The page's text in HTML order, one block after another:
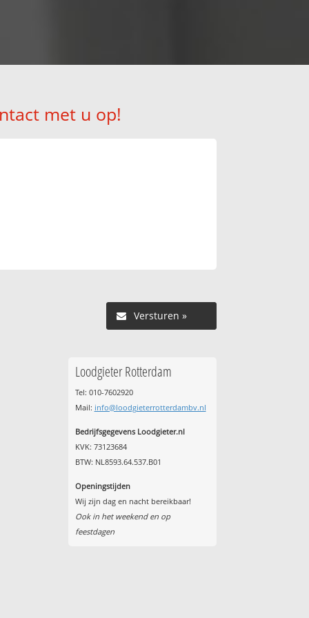
met u op!
Versturen »
Loodgieter Rotterdam
Tel: 010-7602920
Mail: info@loodgieterrotterdambv.nl
Bedrijfsgegevens Loodgieter.nl
KVK: 73123684
BTW: NL8593.64.537.B01
Openingstijden
Wij zijn dag en nacht bereikbaar!
Ook in het weekend en op
feestdagen